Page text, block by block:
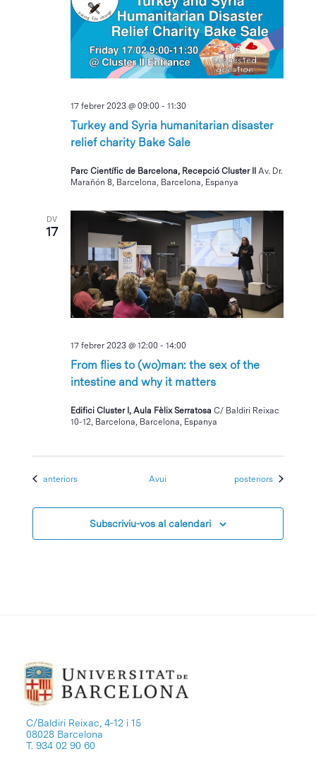
Turkey and Syria humanitarian disaster
relief charity Bake Sale
17 febrer 2023 @ 09:00 -11:30
Parc Científic de Barcelona, Recepció Cluster II Av. Dr.
Marañón 8, Barcelona, Barcelona, Espanya
DV
17
From flies to (wo)man: the sex of the
intestine and why it matters
17 febrer 2023 @ 12:00 -14:00
Edifici Cluster I, Aula Fèlix SerratosaC/ Baldiri Reixac
10-12, Barcelona, Barcelona, Espanya
Esdeveniments
anteriors Avui Esdeveniments
posteriors
Subscriviu-vos al calendari
C/Baldiri Reixac, 4-12 i 15
08028 Barcelona
T. 934 02 90 60